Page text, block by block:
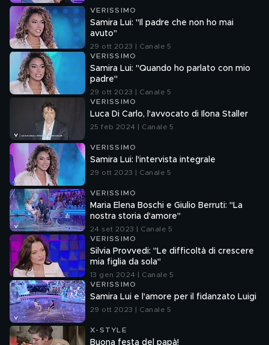
VERISSIMO
Samira Lui: "Il padre che non ho mai
avuto"
29 ott 2023 | Canale 5
VERISSIMO
Samira Lui: "Quando ho parlato con mio
padre"
29 ott 2023 | Canale 5
VERISSIMO
Luca Di Carlo, l'avvocato di Ilona Staller
25 feb 2024 | Canale 5
VERISSIMO
Samira Lui: l'intervista integrale
29 ott 2023 | Canale 5
VERISSIMO
Maria Elena Boschi e Giulio Berruti: "La
nostra storia d'amore"
24 set 2023 | Canale 5
VERISSIMO
Silvia Provvedi: "Le difficoltà di crescere
mia figlia da sola"
13 gen 2024 | Canale 5
VERISSIMO
Samira Lui e l'amore per il fidanzato Luigi
29 ott 2023 | Canale 5
X-STYLE
Buona festa del papà!